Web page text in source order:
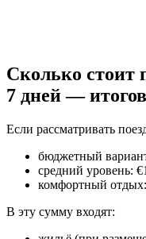
Сколько стоит
7 дней —
Если рассматривать
бюджетный
средний уровень:
комфортный
В эту сумму входят: